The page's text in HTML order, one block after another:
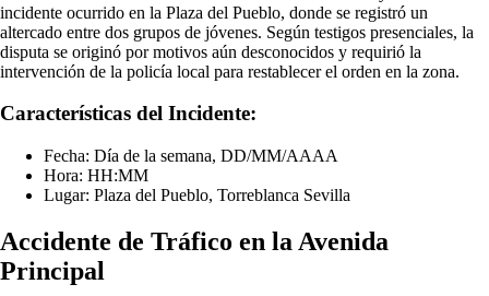
incidente ocurrido en la Plaza del Pueblo, donde se registró un
altercado entre dos grupos de jóvenes. Según testigos presenciales, la
disputa se originó por motivos aún desconocidos y requirió la
intervención de la policía local para restablecer el orden en la zona.
Características del Incidente:
Fecha: Día de la semana, DD/MM/AAAA
Hora: HH:MM
Lugar: Plaza del Pueblo, Torreblanca Sevilla
Accidente de Tráfico en la Avenida
Principal